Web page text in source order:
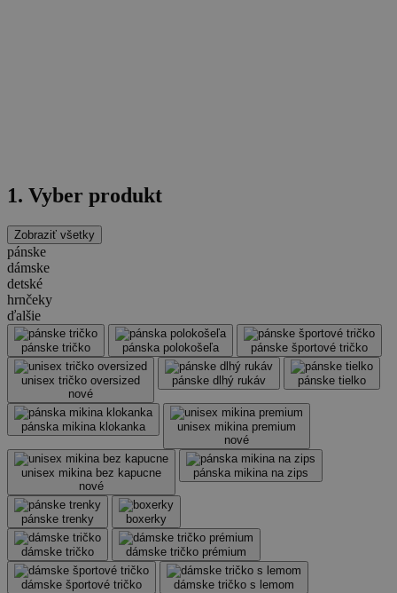
1. Vyber produkt
Zobraziť všetky
pánske
dámske
detské
hrnčeky
ďalšie
pánske tričko pánska polokošeľa pánske športové tričko
unisex tričko oversized
nové
pánske dlhý rukáv pánske tielko
pánska mikina klokanka
unisex mikina premium
nové
unisex mikina bez kapucne
nové
pánska mikina na zips
pánske trenky boxerky
dámske tričko dámske tričko prémium
dámske športové tričko dámske tričko s lemom